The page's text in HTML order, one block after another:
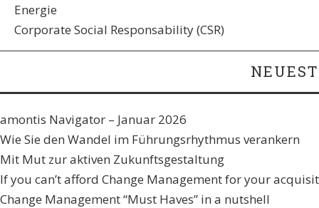
Energie
Corporate Social Responsability (CSR)
amontis Navigator – Januar 2026
Wie Sie den Wandel im Führungsrhythmus verankern​
Mit Mut zur aktiven Zukunftsgestaltung
If you can’t afford Change Management for your
Change Management “Must Haves” in a nutshell